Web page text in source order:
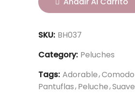
SKU: BH037
Category: Peluches
Tags: Adorable Comodo
Pantuflas Peluche Suave